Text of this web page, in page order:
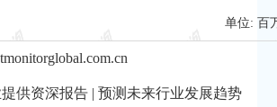
单位: 百
供资深报告 | 预测未来行业发展趋势